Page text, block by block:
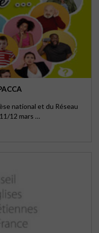
national et du Réseau
12 mars …